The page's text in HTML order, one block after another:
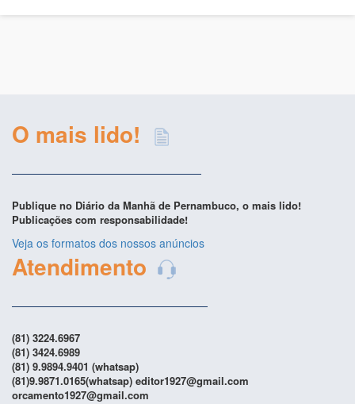
O mais lido!
Publique no Diário da Manhã de Pernambuco, o mais lido!
Publicações com responsabilidade!
Veja os formatos dos nossos anúncios
Atendimento
(81) 3224.6967
(81) 3424.6989
(81) 9.9894.9401 (whatsap)
(81)9.9871.0165(whatsap) editor1927@gmail.com
orcamento1927@gmail.com